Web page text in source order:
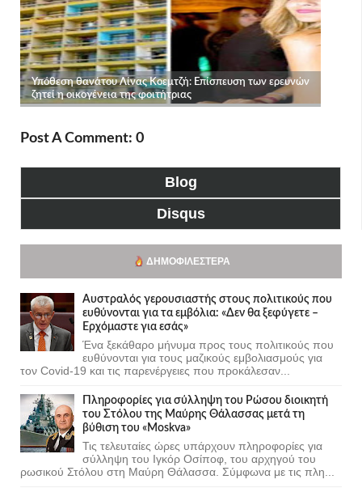
Post A Comment: 0
Blog
Disqus
ΔΗΜΟΦΙΛΈΣΤΕΡΑ
Αυστραλός γερουσιαστής στους πολιτικούς που
ευθύνονται για τα εμβόλια: «Δεν θα ξεφύγετε –
Ερχόμαστε για εσάς»
Ένα ξεκάθαρο μήνυμα προς τους πολιτικούς που
ευθύνονται για τους μαζικούς εμβολιασμούς για
τον Covid-19 και τις παρενέργειες που προκάλεσαν...
Πληροφορίες για σύλληψη του Ρώσου διοικητή
του Στόλου της Mαύρης Θάλασσας μετά τη
βύθιση του «Moskva»
Τις τελευταίες ώρες υπάρχουν πληροφορίες για
σύλληψη του Ιγκόρ Οσίποφ, του αρχηγού του
ρωσικού Στόλου στη Μαύρη Θάλασσα. Σύμφωνα με τις πλη...